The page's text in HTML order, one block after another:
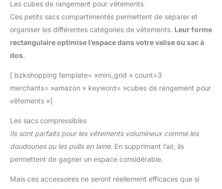
Les cubes de rangement pour vêtements
Ces petits sacs compartimentés permettent de séparer et
organiser les différentes catégories de vêtements. Leur forme
rectangulaire optimise l’espace dans votre valise ou sac à
dos.
[ bzkshopping template= »mini_grid » count=3
merchants= »amazon » keyword= »cubes de rangement pour
vêtements »]
Les sacs compressibles
Ils sont parfaits pour les vêtements volumineux comme les
doudounes ou les pulls en laine. En supprimant l’air, ils
permettent de gagner un espace considérable.
Mais ces accessoires ne seront réellement efficaces que si